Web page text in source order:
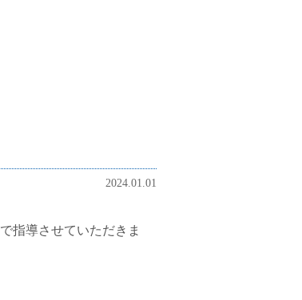
2024.01.01
指導させていただきま